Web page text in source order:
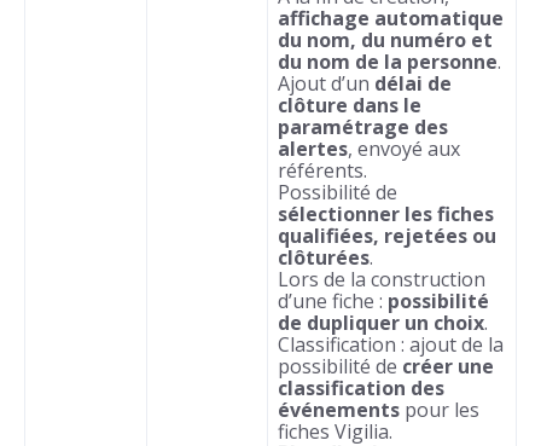
affichage automatique
du nom, du numéro et
du nom de la personne.
Ajout d’un délai de
clôture dans le
paramétrage des
alertes, envoyé aux
référents.
Possibilité de
sélectionner les fiches
qualifiées, rejetées ou
clôturées.
Lors de la construction
d’une fiche : possibilité
de dupliquer un choix.
Classification : ajout de la
possibilité de créer une
classification des
événements pour les
fiches Vigilia.